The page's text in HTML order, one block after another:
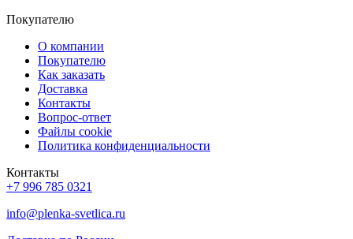
Покупателю
О компании
Покупателю
Как заказать
Доставка
Контакты
Вопрос-ответ
Файлы cookie
Политика конфиденциальности
Контакты
+7 996 785 0321
info@plenka-svetlica.ru